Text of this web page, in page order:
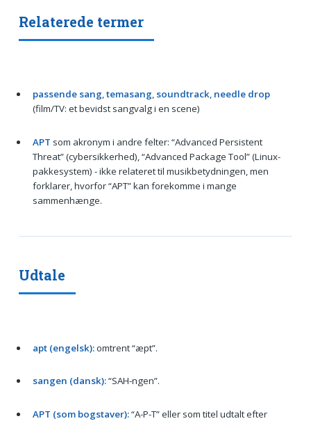
Relaterede termer
passende sang,temasang, soundtrack, needle drop
(film/TV: et bevidst sangvalg i en scene)
APT som akronym i andre felter: “Advanced Persistent
Threat” (cybersikkerhed), “Advanced Package Tool” (Linux-
pakkesystem) - ikke relateret til musikbetydningen, men
forklarer, hvorfor “APT” kan forekomme i mange
sammenhænge.
Udtale
apt (engelsk):omtrent “æpt”.
sangen (dansk):“SAH-ngen”.
APT (som bogstaver):“A-P-T” eller som titel udtalt efter